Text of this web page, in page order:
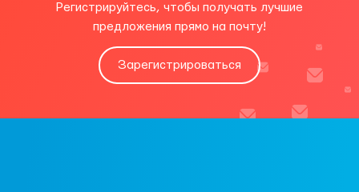
Регистрируйтесь, чтобы получать лучшие
предложения прямо на почту!
Зарегистрироваться